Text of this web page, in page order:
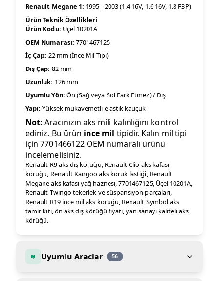
Renault Megane 1: 1995 - 2003 (1.4 16V, 1.6 16V, 1.8 F3P)
Ürün Teknik Özellikleri
Ürün Kodu: Üçel 10201A
OEM Numarası: 7701467125
İç Çap: 22 mm (İnce Mil Tipi)
Dış Çap: 82 mm
Uzunluk: 126 mm
Uyumlu Yön: Ön (Sağ veya Sol Fark Etmez) / Dış
Yapı: Yüksek mukavemetli elastik kauçuk
Not: Aracınızın aks mili kalınlığını kontrol
ediniz. Bu ürün ince mil tipidir. Kalın mil tipi
için 7701466122 OEM numaralı ürünü
incelemelisiniz.
Renault R9 aks dış körüğü, Renault Clio aks kafası
körüğü, Renault Kangoo aks körük lastiği, Renault
Megane aks kafası yağ haznesi, 7701467125, Üçel 10201A,
Renault Twingo tekerlek ve süspansiyon parçaları,
Renault R19 ince mil aks körüğü, Renault Symbol aks
tamir kiti, ön aks dış körüğü fiyatı, yan sanayi kaliteli aks
körüğü.
Uyumlu Araclar 56